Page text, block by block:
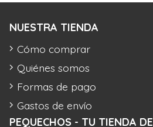
PEQUECHOS - TU TIENDA DE
NUESTRA TIENDA
Cómo comprar
Quiénes somos
Formas de pago
Gastos de envío